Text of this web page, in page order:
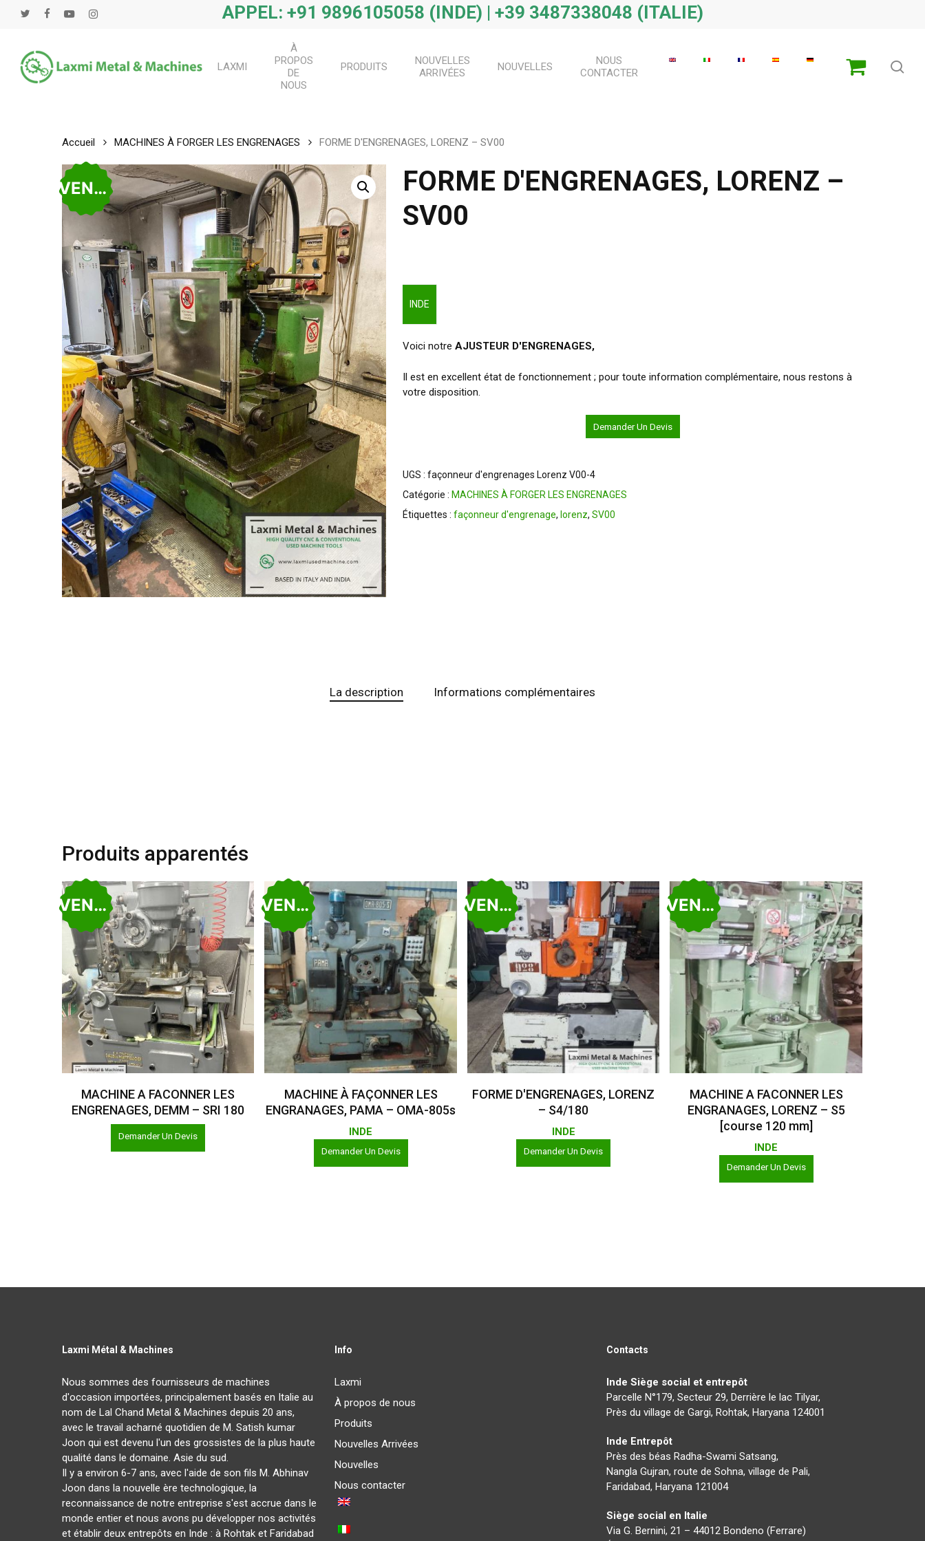
Passer
principal
TwitterFacebookYoutubeInstagram APPEL: +91 9896105058 (INDE) | +39 3487338048 (ITALIE)
Appuyez sur Entrée pour rechercher ou ESC pour fermer
LAXMI
À
PROPOS
DE
NOUS
PRODUITS
NOUVELLES
ARRIVÉES
NOUVELLES
NOUS
CONTACTER
Accueil MACHINES À FORGER LES ENGRENAGES FORME D'ENGRENAGES, LORENZ – SV00
VENDU
FORME D'ENGRENAGES, LORENZ –
SV00
INDE
Voici notre AJUSTEUR D'ENGRENAGES,
Il est en excellent état de fonctionnement ; pour toute information complémentaire, nous restons à
votre disposition.
Demander Un Devis
UGS : façonneur d'engrenages Lorenz V00-4
Catégorie : MACHINES À FORGER LES ENGRENAGES
Étiquettes : façonneur d'engrenage, lorenz, SV00
La description Informations complémentaires
Produits apparentés
VENDU
Lire La Suite
MACHINE A FACONNER LES
ENGRENAGES, DEMM – SRI 180
Demander Un Devis
VENDU
Lire La Suite
MACHINE À FAÇONNER LES
ENGRANAGES, PAMA – OMA-805s
INDE
Demander Un Devis
VENDU
Lire La Suite
FORME D'ENGRENAGES, LORENZ
– S4/180
INDE
Demander Un Devis
VENDU
Lire La Suite
MACHINE A FACONNER LES
ENGRANAGES, LORENZ – S5
[course 120 mm]
INDE
Demander Un Devis
Laxmi Métal & Machines
Nous sommes des fournisseurs de machines
d'occasion importées, principalement basés en Italie au
nom de Lal Chand Metal & Machines depuis 20 ans,
avec le travail acharné quotidien de M. Satish kumar
Joon qui est devenu l'un des grossistes de la plus haute
qualité dans le domaine. Asie du sud.
Il y a environ 6-7 ans, avec l'aide de son fils M. Abhinav
Joon dans la nouvelle ère technologique, la
reconnaissance de notre entreprise s'est accrue dans le
monde entier et nous avons pu développer nos activités
et établir deux entrepôts en Inde : à Rohtak et Faridabad
Info
Laxmi
À propos de nous
Produits
Nouvelles Arrivées
Nouvelles
Nous contacter
Contacts
Inde Siège social et entrepôt
Parcelle N°179, Secteur 29, Derrière le lac Tilyar,
Près du village de Gargi, Rohtak, Haryana 124001
Inde Entrepôt
Près des béas Radha-Swami Satsang,
Nangla Gujran, route de Sohna, village de Pali,
Faridabad, Haryana 121004
Siège social en Italie
Via G. Bernini, 21 – 44012 Bondeno (Ferrare)